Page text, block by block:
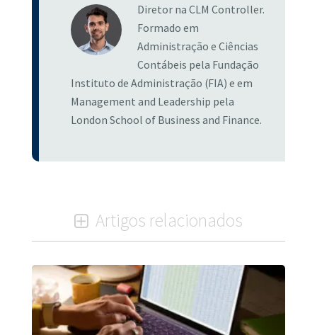
Diretor na CLM Controller.
Formado em
Administração e Ciências
Contábeis pela Fundação
Instituto de Administração (FIA) e em
Management and Leadership pela
London School of Business and Finance.
Artigos relacionados